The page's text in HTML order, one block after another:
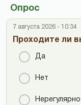
Опрос
7 августа 2026 - 10:34
Проходите ли
Да
Нет
Нерегулярно